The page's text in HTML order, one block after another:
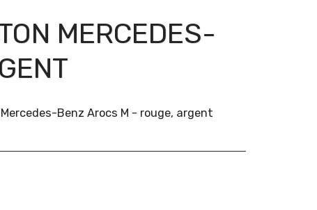
MERCEDES-
Benz Arocs M - rouge, argent